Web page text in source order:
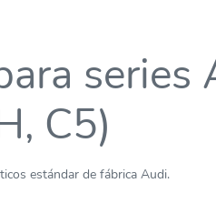
C5)
estándar de fábrica Audi.